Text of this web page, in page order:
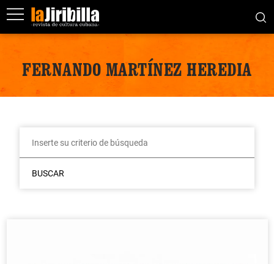
FERNANDO MARTÍNEZ HEREDIA
BUSCAR